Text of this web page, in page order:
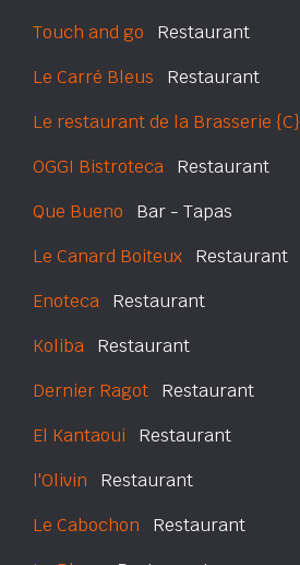
Touch and go Restaurant
Le Carré Bleus Restaurant
Le restaurant de la Brasserie {C}
OGGI Bistroteca Restaurant
Que Bueno Bar - Tapas
Le Canard Boiteux Restaurant
Enoteca Restaurant
Koliba Restaurant
Dernier Ragot Restaurant
El Kantaoui Restaurant
l'Olivin Restaurant
Le Cabochon Restaurant